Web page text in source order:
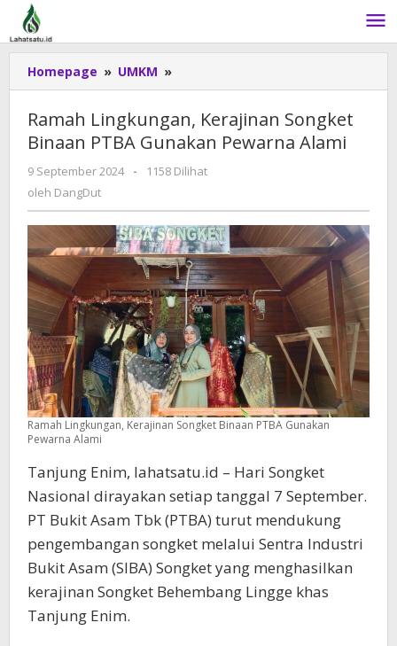
Lewati
konten
Homepage » UMKM »
Lingkungan,
Songket
Binaan
PTBA
Ramah Lingkungan, Kerajinan Songket
Binaan PTBA Gunakan Pewarna Alami
9 September 2024
oleh
-
1158 Dilihat
oleh DangDut
Ramah Lingkungan, Kerajinan Songket Binaan PTBA Gunakan
Pewarna Alami
Tanjung Enim, lahatsatu.id – Hari Songket
Nasional dirayakan setiap tanggal 7 September.
PT Bukit Asam Tbk (PTBA) turut mendukung
pengembangan songket melalui Sentra Industri
Bukit Asam (SIBA) Songket yang menghasilkan
kerajinan Songket Behembang Lingge khas
Tanjung Enim.